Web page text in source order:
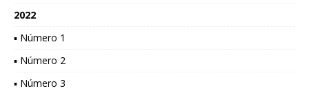
2022
▪ Número 1
▪ Número 2
▪ Número 3